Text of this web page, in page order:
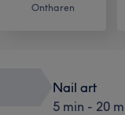
Ontharen
Nail art
5 min - 20